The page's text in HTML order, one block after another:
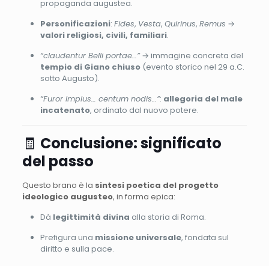
propaganda augustea.
Personificazioni: Fides, Vesta, Quirinus, Remus →
valori religiosi, civili, familiari.
“claudentur Belli portae…”→ immagine concreta del
tempio di Giano chiuso(evento storico nel 29 a.C.
sotto Augusto).
“Furor impius… centum nodis…”: allegoria del male
incatenato, ordinato dal nuovo potere.
🧾 Conclusione: significato
del passo
Questo brano è la sintesi poetica del progetto
ideologico augusteo, in forma epica:
Dà legittimità divina alla storia di Roma.
Prefigura una missione universale, fondata sul
diritto e sulla pace.